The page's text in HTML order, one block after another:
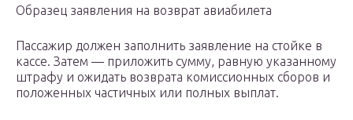
Образец заявления на возврат авиабилета
Пассажир должен заполнить заявление на стойке в
кассе. Затем — приложить сумму, равную указанному
штрафу и ожидать возврата комиссионных сборов и
положенных частичных или полных выплат.